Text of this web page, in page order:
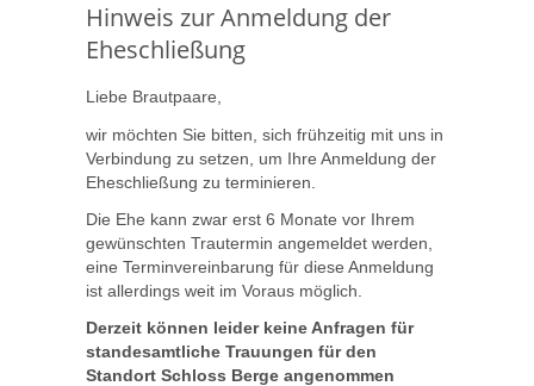
Hinweis zur Anmeldung der
Eheschließung
Liebe Brautpaare,
wir möchten Sie bitten, sich frühzeitig mit uns in
Verbindung zu setzen, um Ihre Anmeldung der
Eheschließung zu terminieren.
Die Ehe kann zwar erst 6 Monate vor Ihrem
gewünschten Trautermin angemeldet werden,
eine Terminvereinbarung für diese Anmeldung
ist allerdings weit im Voraus möglich.
Derzeit können leider keine Anfragen für
standesamtliche Trauungen für den
Standort Schloss Berge angenommen